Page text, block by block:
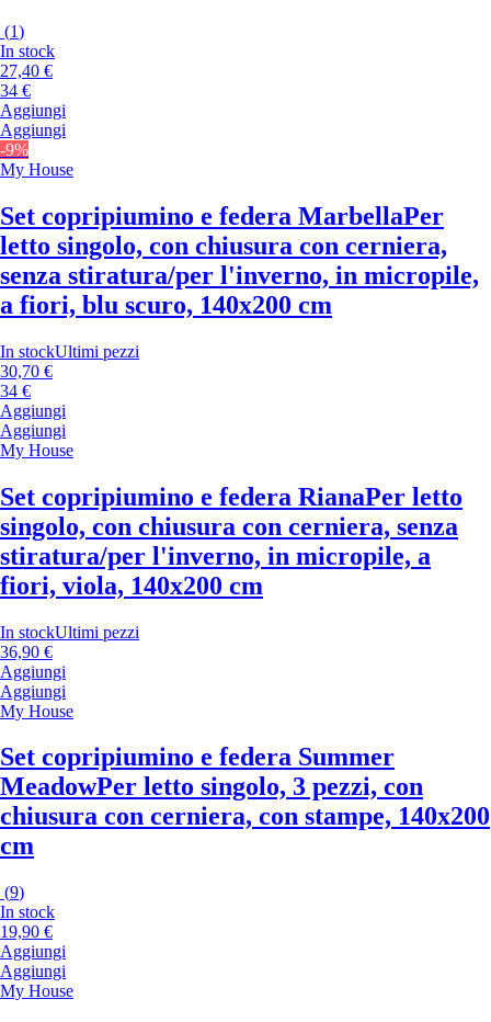
(1)
In stock
27,40 €
34 €
Aggiungi
Aggiungi
-9%
My House
Set copripiumino e federa MarbellaPer
letto singolo, con chiusura con cerniera,
senza stiratura/per l'inverno, in micropile,
a fiori, blu scuro, 140x200 cm
In stockUltimi pezzi
30,70 €
34 €
Aggiungi
Aggiungi
My House
Set copripiumino e federa RianaPer letto
singolo, con chiusura con cerniera, senza
stiratura/per l'inverno, in micropile, a
fiori, viola, 140x200 cm
In stockUltimi pezzi
36,90 €
Aggiungi
Aggiungi
My House
Set copripiumino e federa Summer
MeadowPer letto singolo, 3 pezzi, con
chiusura con cerniera, con stampe, 140x200
cm
(9)
In stock
19,90 €
Aggiungi
Aggiungi
My House